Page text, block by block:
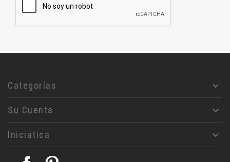
Aforismos
Masoneria
Magia
Ciencias humanas
Iniciatica 
Facebook
Categorías 
Su Cuenta 